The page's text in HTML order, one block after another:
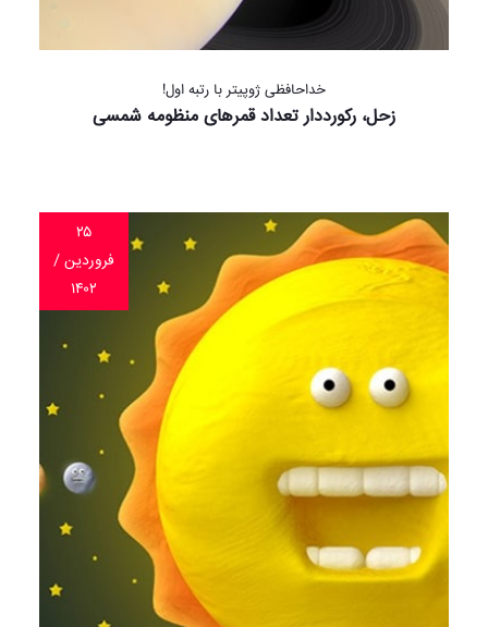
خداحافظی ژوپیتر با رتبه اول!
زحل، رکورددار تعداد قمرهای منظومه شمسی
۲۵
فروردین /
۱۴۰۲